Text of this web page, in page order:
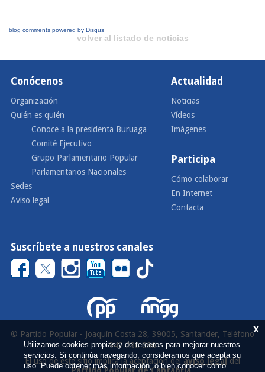
blog comments powered by Disqus
volver al listado de noticias
Conócenos
Organización
Quién es quién
Conoce a la presidenta Buruaga
Comité Ejecutivo
Grupo Parlamentario Popular
Parlamentarios Nacionales
Sedes
Aviso legal
Actualidad
Noticias
Vídeos
Imágenes
Participa
Cómo colaborar
En Internet
Contacta
Suscríbete a nuestros canales
© Partido Popular - Joaquín Costa 28, 39005, Santander, Teléfono
942 290 000
El uso de este sitio implica la aceptación delaviso legaldel
Partido Popular de Cantabria.
x
Utilizamos cookies propias y de terceros para mejorar nuestros
servicios. Si continúa navegando, consideramos que acepta su
uso. Puede obtener más información, o bien conocer cómo